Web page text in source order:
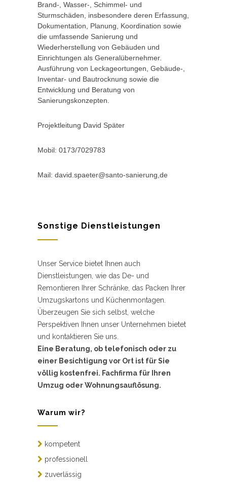
Brand-, Wasser-, Schimmel- und
Sturmschäden, insbesondere deren Erfassung,
Dokumentation, Planung, Koordination sowie
die umfassende Sanierung und
Wiederherstellung von Gebäuden und
Einrichtungen als Generalübernehmer.
Ausführung von Leckageortungen, Gebäude-,
Inventar- und Bautrocknung sowie die
Entwicklung und Beratung von
Sanierungskonzepten.
Projektleitung David Später
Mobil: 0173/7029783
Mail: david.spaeter@santo-sanierung,de
Sonstige Dienstleistungen
Unser Service bietet Ihnen auch
Dienstleistungen, wie das De- und
Remontieren Ihrer Schränke, das Packen Ihrer
Umzugskartons und Küchenmontagen.
Überzeugen Sie sich selbst, welche
Perspektiven Ihnen unser Unternehmen bietet
und kontaktieren Sie uns.
Eine Beratung, ob telefonisch oder zu
einer Besichtigung vor Ort ist für Sie
völlig kostenfrei. Fachfirma für Ihren
Umzug oder Wohnungsauflösung.
Warum wir?
kompetent
professionell
zuverlässig